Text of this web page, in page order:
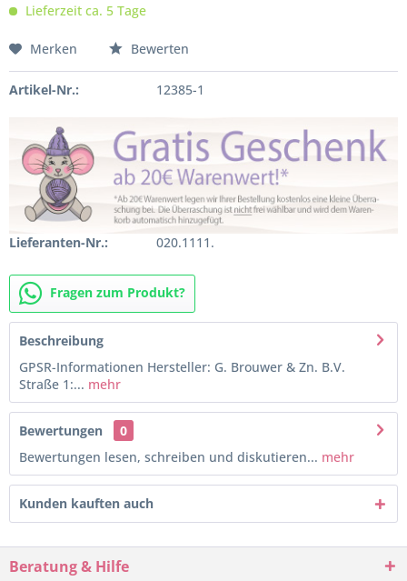
Lieferzeit ca. 5 Tage
Merken Bewerten
Artikel-Nr.: 12385-1
Lieferanten-Nr.: 020.1111.
Fragen zum Produkt?
Beschreibung
GPSR-Informationen Hersteller: G. Brouwer & Zn. B.V.
Straße 1:... mehr
Bewertungen
0
Bewertungen lesen, schreiben und diskutieren... mehr
Kunden kauften auch
Beratung & Hilfe